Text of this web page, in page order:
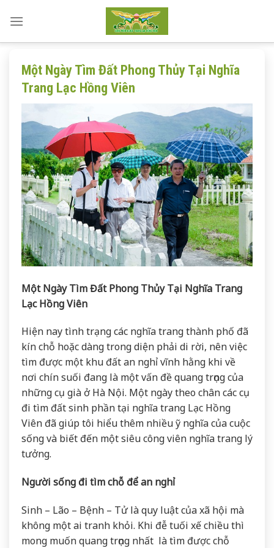
Một Ngày Tìm Đất Phong Thủy Tại Nghĩa
Trang Lạc Hồng Viên
Một Ngày Tìm Đất Phong Thủy Tại Nghĩa Trang
Lạc Hồng Viên
Hiện nay tình trạng các nghĩa trang thành phố đã
kín chỗ hoặc dàng trong diện phải di rời, nên việc
tìm được một khu đất an nghỉ vĩnh hằng khi về
nơi chín suối đang là một vấn đề quang trọng của
những cụ già ở Hà Nội. Một ngày theo chân các cụ
đi tìm đất sinh phần tại nghĩa trang Lạc Hồng
Viên đã giúp tôi hiểu thêm nhiều ỹ nghĩa của cuộc
sống và biết đến một siêu công viên nghĩa trang lý
tưởng.
Người sống đi tìm chỗ để an nghỉ
Sinh – Lão – Bệnh – Tử là quy luật của xã hội mà
không một ai tranh khỏi. Khi đễ tuối xế chiều thì
mong muốn quang trọng nhất là tìm được chỗ